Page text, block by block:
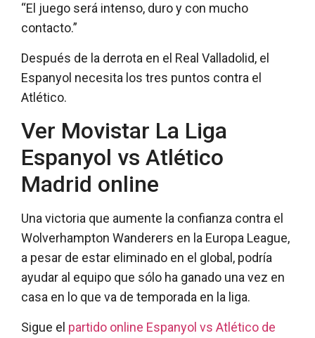
“El juego será intenso, duro y con mucho
contacto.”
Después de la derrota en el Real Valladolid, el
Espanyol necesita los tres puntos contra el
Atlético.
Ver Movistar La Liga
Espanyol vs Atlético
Madrid online
Una victoria que aumente la confianza contra el
Wolverhampton Wanderers en la Europa League,
a pesar de estar eliminado en el global, podría
ayudar al equipo que sólo ha ganado una vez en
casa en lo que va de temporada en la liga.
Sigue el partido online Espanyol vs Atlético de